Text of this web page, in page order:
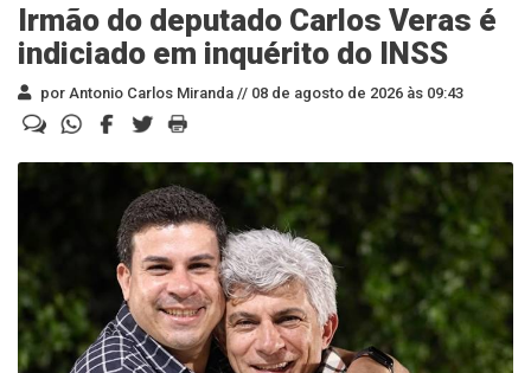
Irmão do deputado Carlos Veras é
indiciado em inquérito do INSS
por Antonio Carlos Miranda // 08 de agosto de 2026 às 09:43